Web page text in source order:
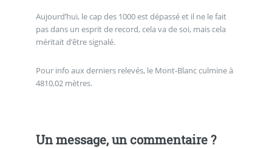
Aujourd’hui, le cap des 1000 est dépassé et il ne le fait
pas dans un esprit de record, cela va de soi, mais cela
méritait d’être signalé.
Pour info aux derniers relevés, le Mont-Blanc culmine à
4810,02 mètres.
Un message, un commentaire ?